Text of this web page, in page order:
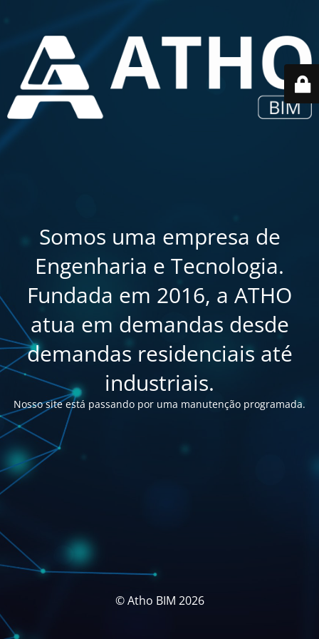
Somos uma empresa de
Engenharia e Tecnologia.
Fundada em 2016, a ATHO
atua em demandas desde
demandas residenciais até
industriais.
Nosso site está passando por uma manutenção programada.
© Atho BIM 2026